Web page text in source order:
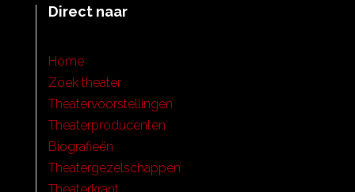
Direct naar
Home
Zoek theater
Theatervoorstellingen
Theaterproducenten
Biografieën
Theatergezelschappen